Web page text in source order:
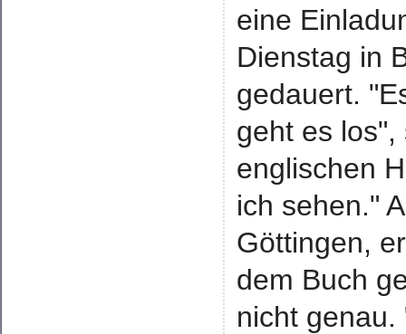
eine
Dienstag in
gedauert.
geht es
englischen
ich sehen."
Göttingen,
dem Buch
nicht